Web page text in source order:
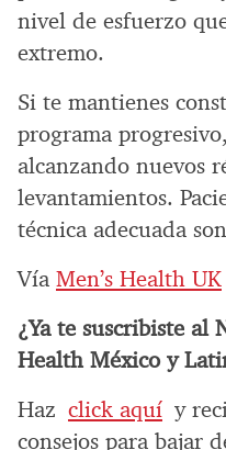
nivel de esfuerzo
extremo.
Si te mantienes
programa
alcanzando nuevos
levantamientos.
técnica adecuada
Vía Men’s Health UK
¿Ya te suscribiste al
Health México y
Haz click aquí y
consejos para bajar